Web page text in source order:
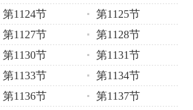
第1124节
第1125节
第1127节
第1128节
第1130节
第1131节
第1133节
第1134节
第1136节
第1137节